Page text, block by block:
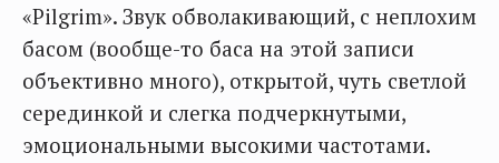
«Pilgrim». Звук обволакивающий, с неплохим
басом (вообще-то баса на этой записи
объективно много), открытой, чуть светлой
серединкой и слегка подчеркнутыми,
эмоциональными высокими частотами.